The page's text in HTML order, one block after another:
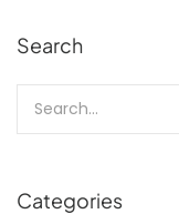
Search
Categories